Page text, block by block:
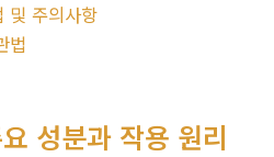
및 주의사항
법
성분과 작용 원리